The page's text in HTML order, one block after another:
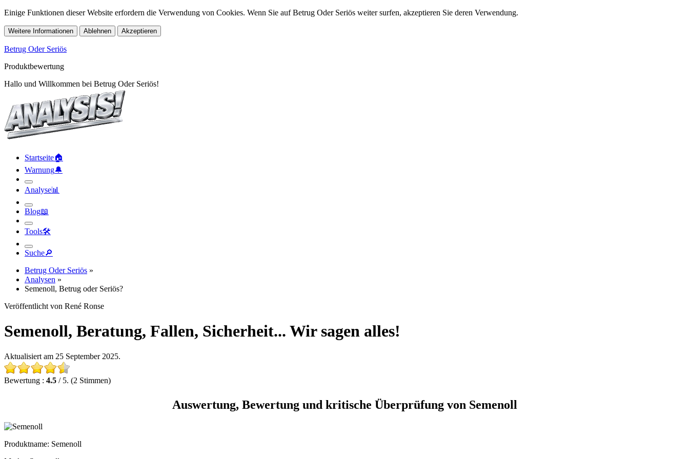
Einige Funktionen dieser Website erfordern die Verwendung von Cookies. Wenn Sie auf Betrug Oder Seriös weiter surfen, akzeptieren Sie deren Verwendung.
Weitere Informationen Ablehnen Akzeptieren
Betrug Oder Seriös
Produktbewertung
Hallo und Willkommen bei Betrug Oder Seriös!
Startseite🏠︎
Warnung🔔︎
Analyse📊︎
Blog📖︎
Tools🛠︎
Suche🔎︎
Betrug Oder Seriös »
Analysen »
Semenoll, Betrug oder Seriös?
Veröffentlicht von René Ronse
Semenoll, Beratung, Fallen, Sicherheit... Wir sagen alles!
Aktualisiert am 25 September 2025.
Bewertung : 4.5 / 5. (2 Stimmen)
Auswertung, Bewertung und kritische Überprüfung von Semenoll
Produktname: Semenoll